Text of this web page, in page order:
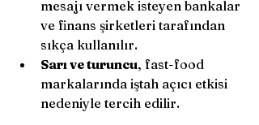
mesajı vermek isteyen bankalar
ve finans şirketleri tarafından
sıkça kullanılır.
Sarı ve turuncu, fast-food
markalarında iştah açıcı etkisi
nedeniyle tercih edilir.